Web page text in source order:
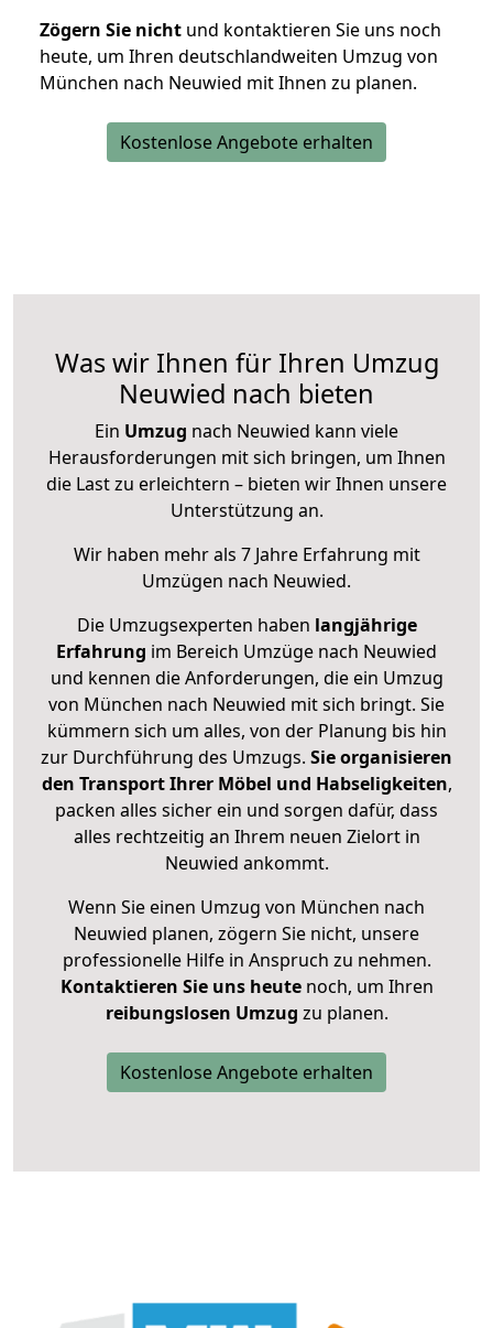
Zögern Sie nicht und kontaktieren Sie uns noch
heute, um Ihren deutschlandweiten Umzug von
München nach Neuwied mit Ihnen zu planen.
Kostenlose Angebote erhalten
Was wir Ihnen für Ihren Umzug
Neuwied nach bieten
Ein Umzug nach Neuwied kann viele
Herausforderungen mit sich bringen, um Ihnen
die Last zu erleichtern – bieten wir Ihnen unsere
Unterstützung an.
Wir haben mehr als 7 Jahre Erfahrung mit
Umzügen nach Neuwied.
Die Umzugsexperten haben langjährige
Erfahrung im Bereich Umzüge nach Neuwied
und kennen die Anforderungen, die ein Umzug
von München nach Neuwied mit sich bringt. Sie
kümmern sich um alles, von der Planung bis hin
zur Durchführung des Umzugs. Sie organisieren
den Transport Ihrer Möbel und Habseligkeiten,
packen alles sicher ein und sorgen dafür, dass
alles rechtzeitig an Ihrem neuen Zielort in
Neuwied ankommt.
Wenn Sie einen Umzug von München nach
Neuwied planen, zögern Sie nicht, unsere
professionelle Hilfe in Anspruch zu nehmen.
Kontaktieren Sie uns heutenoch, um Ihren
reibungslosen Umzug zu planen.
Kostenlose Angebote erhalten